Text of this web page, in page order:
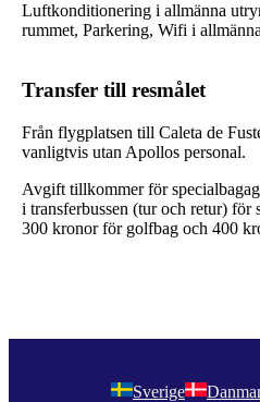
Luftkonditionering i allmänna
rummet, Parkering, Wifi i
Transfer till resmålet
Från flygplatsen till Caleta de
vanligtvis utan Apollos personal.
Avgift tillkommer för
i transferbussen (tur och retur) för
300 kronor för golfbag och 400
Sverige